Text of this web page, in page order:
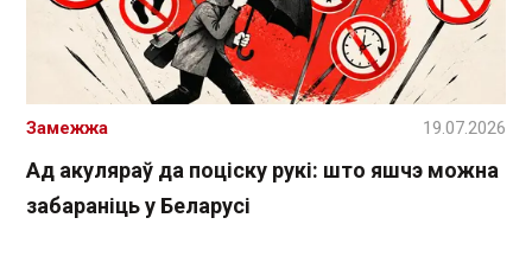
Ад акуляраў да поціску рукі: што яшчэ можна
забараніць у Беларусі
Замежжа 19.07.2026